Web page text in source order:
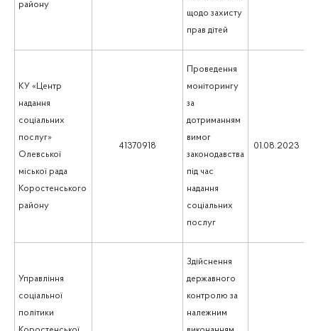
району
щодо захисту
прав дітей
КУ «Центр
надання
соціальних
послуг»
Олевської
міської рада
Коростенського
району
41370918
Проведення
моніторингу
за
дотриманням
вимог
законодавства
під час
надання
соціальних
послуг
01.08.2023
Управління
соціальної
політики
Здійснення
державного
контролю за
належним